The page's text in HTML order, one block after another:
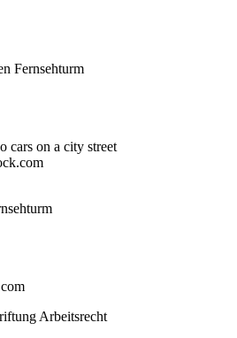
Fernsehturm
cars on a city street
Arbeitsrecht